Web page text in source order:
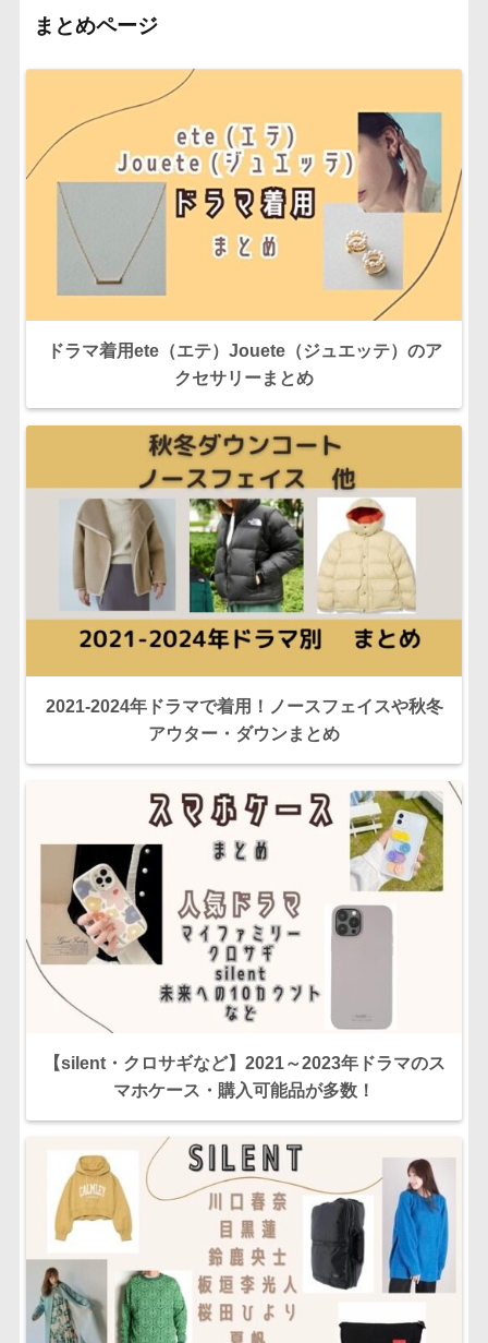
まとめページ
ドラマ着用ete（エテ）Jouete（ジュエッテ）のア
クセサリーまとめ
2021-2024年ドラマで着用！ノースフェイスや秋冬
アウター・ダウンまとめ
【silent・クロサギなど】2021～2023年ドラマのス
マホケース・購入可能品が多数！